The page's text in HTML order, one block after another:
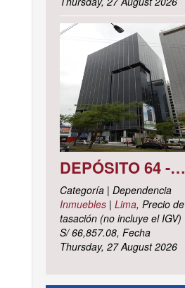
DEPÓSITO 64 - SÓTANO 7 AVENIDA CIRCUNVALACIÓN DEL CLUB GOLF LOS INCAS N° 152 URBANIZACIÓN LOTIZACIÓN CLUB GOLF LOS INCAS DISTRITO SANTIAGO DE SURCO, PROVINCIA Y DEPARTAMENTO DE LIMA
Categoría | Dependencia
Inmuebles| Lima, Precio de
tasación (no incluye el IGV)
S/ 66,857.08, Fecha
Thursday, 27 August 2026